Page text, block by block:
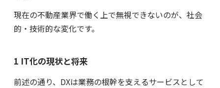
現在の不動産業界で働く上で無視できないのが、社会
的・技術的な変化です。
1 IT化の現状と将来
前述の通り、DXは業務の根幹を支えるサービスとして